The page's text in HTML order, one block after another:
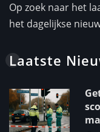
Op zoek naar het
het dagelijkse
Laatste